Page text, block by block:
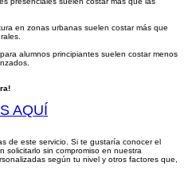
en zonas urbanas suelen costar más que
alumnos principiantes suelen costar menos
AQUÍ
de este servicio. Si te gustaría conocer el
solicitarlo sin compromiso en nuestra
según tu nivel y otros factores que,